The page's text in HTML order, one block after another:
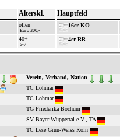
Alterskl. Hauptfeld
offen
|Euro 300,-
16er KO
40+
|S-7
4er RR
Verein, Verband, Nation
TC Lohmar
TC Lohmar
TG Friederika Bochum
SV Bayer Wuppertal e.V., TA
TC Lese Grün-Weiss Köln